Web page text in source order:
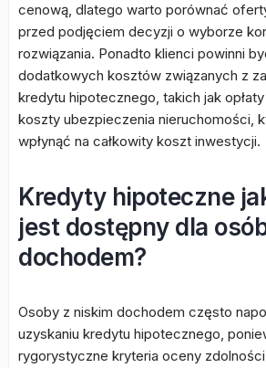
cenową, dlatego warto porównać
przed podjęciem decyzji o wyborze
rozwiązania. Ponadto klienci powinni
dodatkowych kosztów związanych z
kredytu hipotecznego, takich jak
koszty ubezpieczenia nieruchomości,
wpłynąć na całkowity koszt inwestycji.
Kredyty hipoteczne
jest dostępny dla
dochodem?
Osoby z niskim dochodem często
uzyskaniu kredytu hipotecznego,
rygorystyczne kryteria oceny